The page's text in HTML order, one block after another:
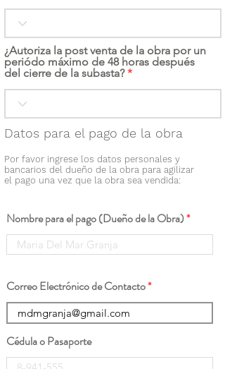
¿Autoriza la post venta de la obra por un
periódo máximo de 48 horas después
del cierre de la subasta?
Datos para el pago de la obra
Por favor ingrese los datos personales y
bancarios del dueño de la obra para agilizar
el pago una vez que la obra sea vendida:
Nombre para el pago (Dueño de la Obra)
Correo Electrónico de Contacto
Cédula o Pasaporte